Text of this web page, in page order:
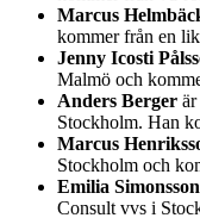
Marcus
kommer från en
Jenny Icosti
Malmö och
Anders Berger
Stockholm. Han
Marcus
Stockholm och
Emilia Simonsson
Consult vvs i